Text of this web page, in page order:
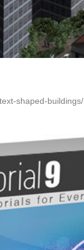
shaped-buildings/